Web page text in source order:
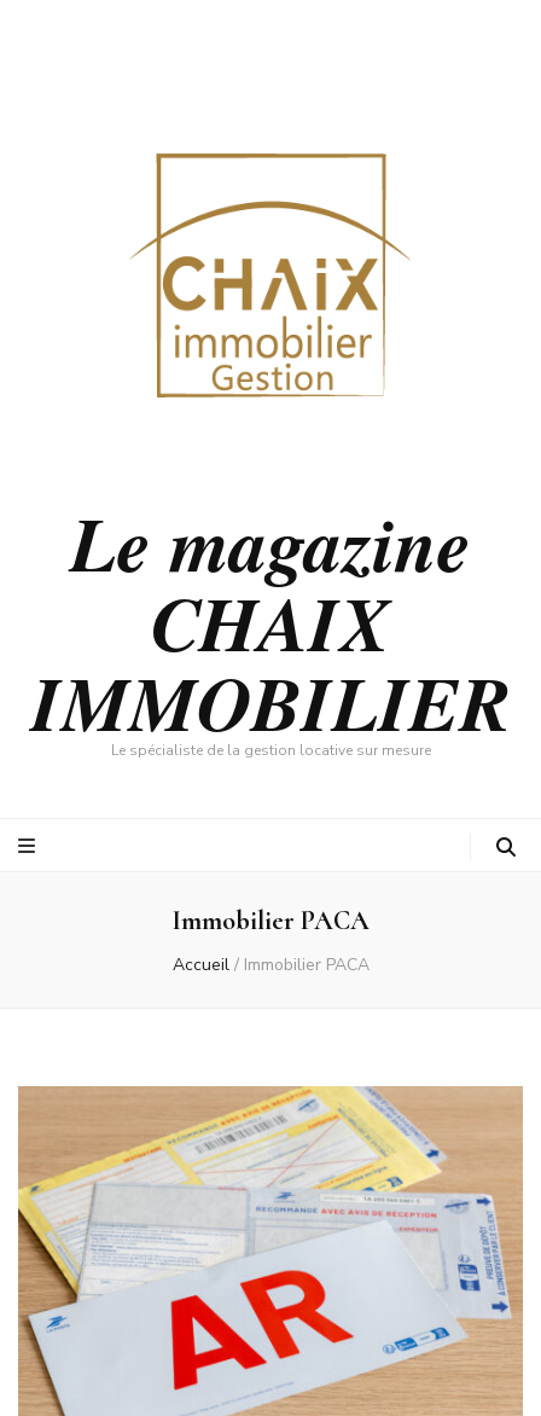
Le magazine
CHAIX
IMMOBILIER
Le spécialiste de la gestion locative sur mesure
Immobilier PACA
Accueil / Immobilier PACA